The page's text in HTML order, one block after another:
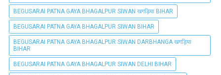
BEGUSARAI PATNA GAYA BHAGALPUR SIWAN खगड़िया BIHAR
BEGUSARAI PATNA GAYA BHAGALPUR SIWAN BIHAR
BEGUSARAI PATNA GAYA BHAGALPUR SIWAN DARBHANGA खगड़िया
BIHAR
BEGUSARAI PATNA GAYA BHAGALPUR SIWAN DELHI BIHAR